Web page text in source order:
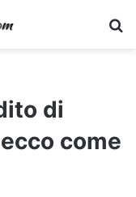
di
come